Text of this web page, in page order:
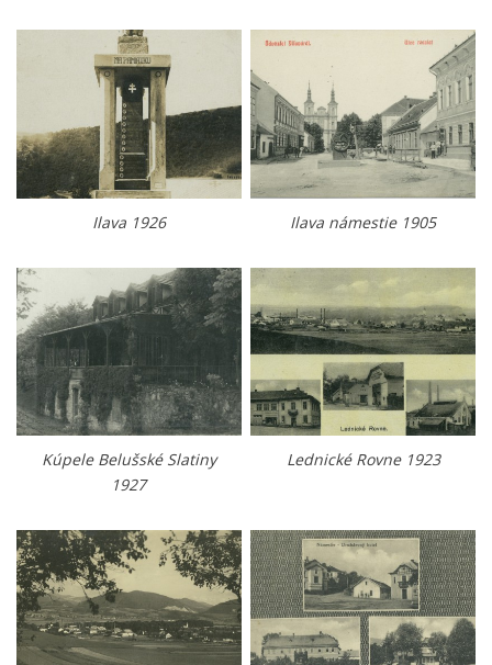
Ilava 1926 Ilava námestie 1905
Kúpele Belušské Slatiny
1927
Lednické Rovne 1923